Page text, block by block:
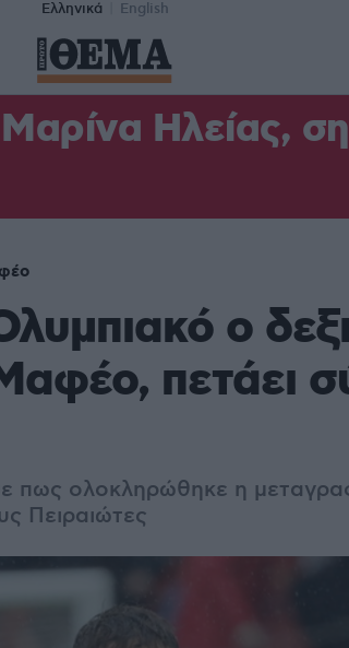
Ελληνικά English
Ηλείας,
ο
πετάει
πως ολοκληρώθηκε η
Πειραιώτες